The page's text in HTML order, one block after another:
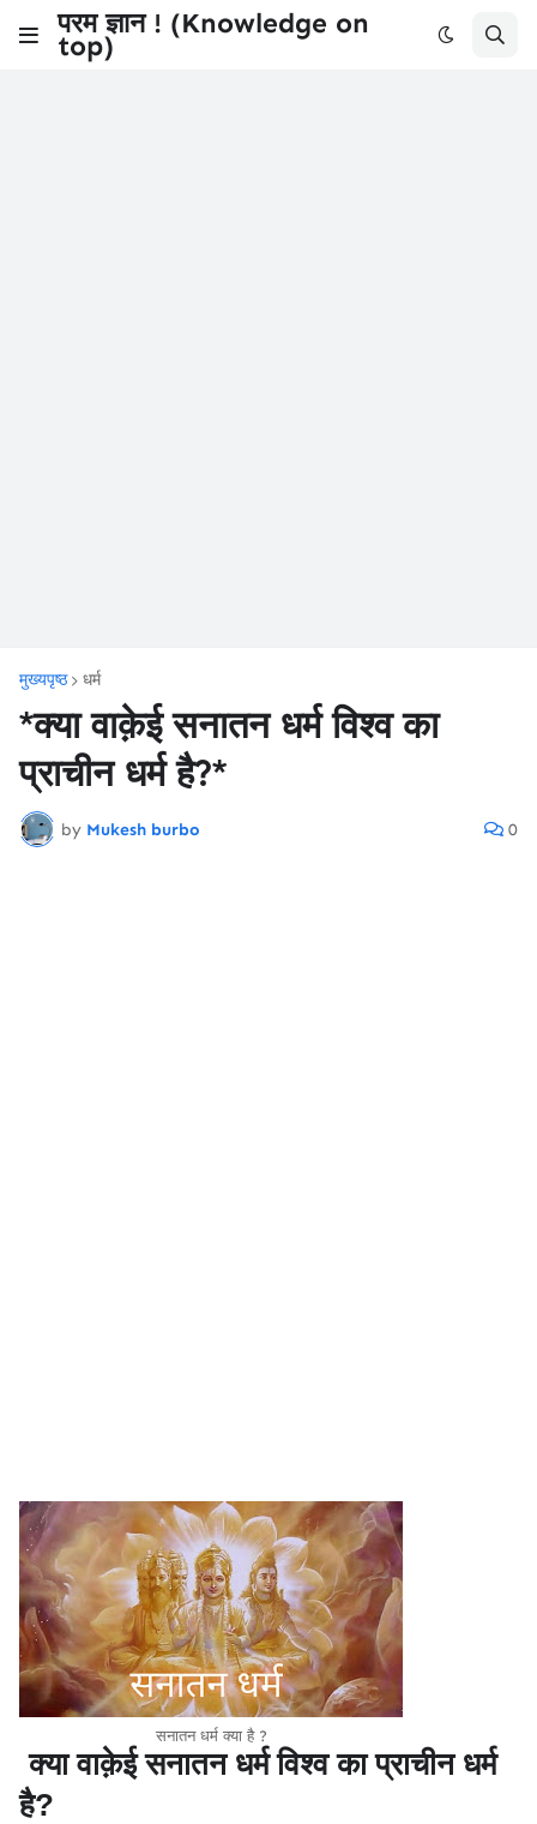
परम ज्ञान ! (Knowledge on
top)
मुख्यपृष्ठ धर्म
*क्या वाक़ेई सनातन धर्म विश्व का
प्राचीन धर्म है?*
by Mukesh burbo 0
सनातन धर्म क्या है ?
क्या वाक़ेई सनातन धर्म विश्व का प्राचीन धर्म
है?